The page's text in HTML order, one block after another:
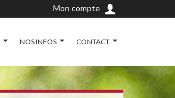
Mon compte
NOS INFOS CONTACT